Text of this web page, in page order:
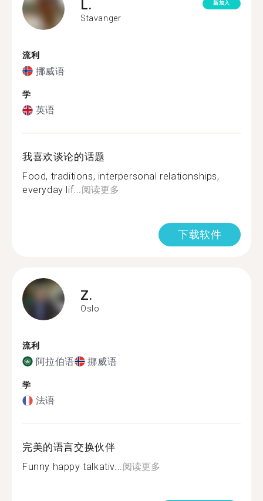
L.
Stavanger
新加入
流利
挪威语
学
英语
我喜欢谈论的话题
Food, traditions, interpersonal relationships,
everyday lif...阅读更多
下载软件
Z.
Oslo
流利
阿拉伯语 挪威语
学
法语
完美的语言交换伙伴
Funny happy talkativ...阅读更多